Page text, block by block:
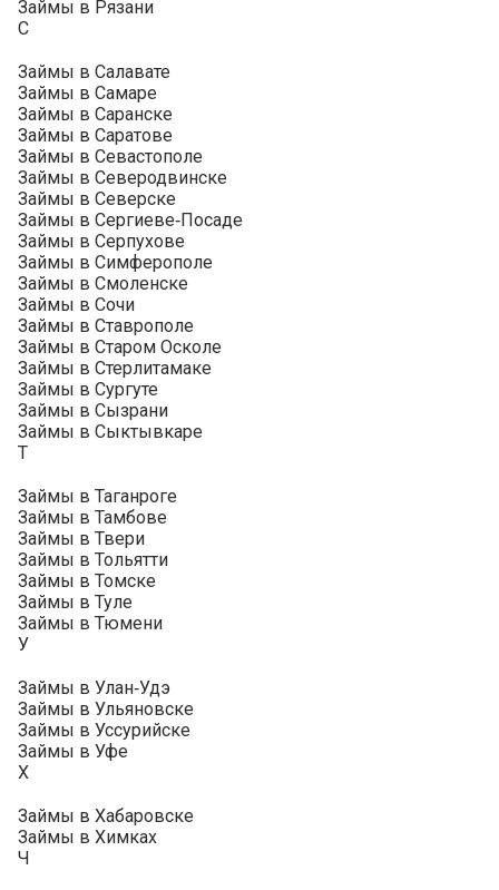
Займы в Рязани
С
Займы в Салавате
Займы в Самаре
Займы в Саранске
Займы в Саратове
Займы в Севастополе
Займы в Северодвинске
Займы в Северске
Займы в Сергиеве‑Посаде
Займы в Серпухове
Займы в Симферополе
Займы в Смоленске
Займы в Сочи
Займы в Ставрополе
Займы в Старом Осколе
Займы в Стерлитамаке
Займы в Сургуте
Займы в Сызрани
Займы в Сыктывкаре
Т
Займы в Таганроге
Займы в Тамбове
Займы в Твери
Займы в Тольятти
Займы в Томске
Займы в Туле
Займы в Тюмени
У
Займы в Улан‑Удэ
Займы в Ульяновске
Займы в Уссурийске
Займы в Уфе
Х
Займы в Хабаровске
Займы в Химках
Ч